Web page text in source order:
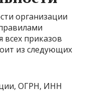
организации
приказов
из следующих
ОГРН, ИНН